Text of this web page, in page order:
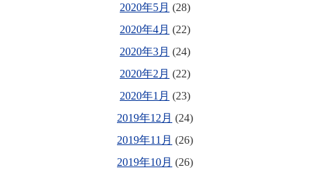
2020年5月 (28)
2020年4月 (22)
2020年3月 (24)
2020年2月 (22)
2020年1月 (23)
2019年12月 (24)
2019年11月 (26)
2019年10月 (26)